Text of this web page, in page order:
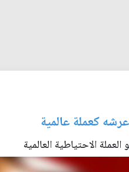
كعملة عالمية
الاحتياطية العالمية